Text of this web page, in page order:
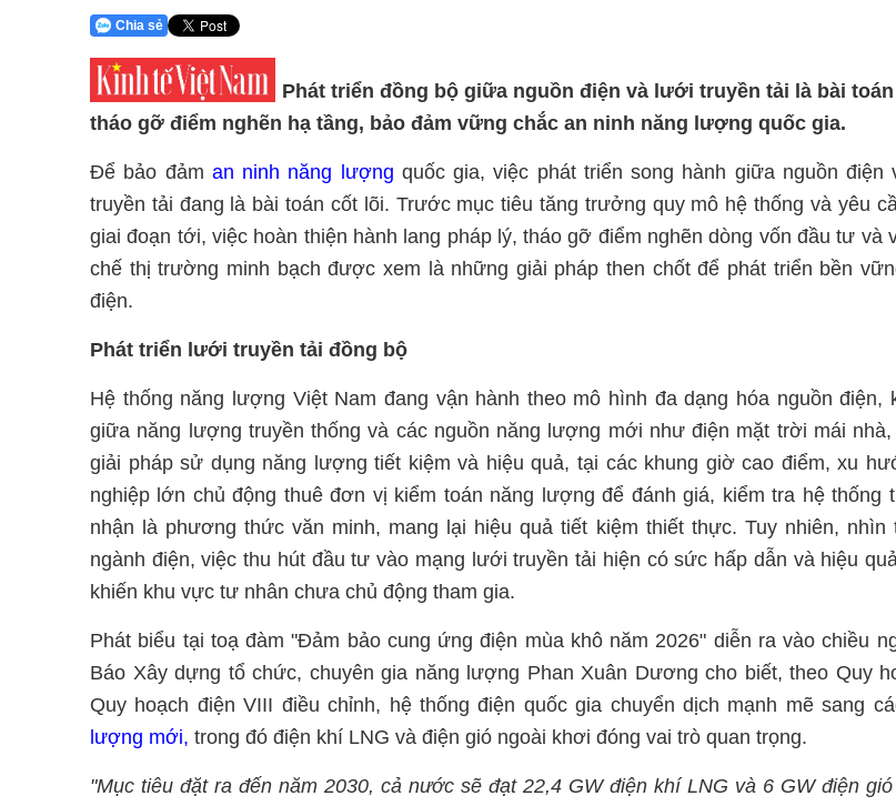
Chia sẻ
Phát triển đồng bộ giữa nguồn điện và lưới truyền tải là bài
tháo gỡ điểm nghẽn hạ tầng, bảo đảm vững chắc an ninh năng lượng quốc gia.
Để bảo đảm an ninh năng lượng quốc gia, việc phát triển song hành giữa nguồn điện
truyền tải đang là bài toán cốt lõi. Trước mục tiêu tăng trưởng quy mô hệ thống và yêu
giai đoạn tới, việc hoàn thiện hành lang pháp lý, tháo gỡ điểm nghẽn dòng vốn đầu tư và
chế thị trường minh bạch được xem là những giải pháp then chốt để phát triển bền
điện.
Phát triển lưới truyền tải đồng bộ
Hệ thống năng lượng Việt Nam đang vận hành theo mô hình đa dạng hóa nguồn điện,
giữa năng lượng truyền thống và các nguồn năng lượng mới như điện mặt trời mái
giải pháp sử dụng năng lượng tiết kiệm và hiệu quả, tại các khung giờ cao điểm, xu
nghiệp lớn chủ động thuê đơn vị kiểm toán năng lượng để đánh giá, kiểm tra hệ thống
nhận là phương thức văn minh, mang lại hiệu quả tiết kiệm thiết thực. Tuy nhiên, nhìn
ngành điện, việc thu hút đầu tư vào mạng lưới truyền tải hiện có sức hấp dẫn và hiệu
khiến khu vực tư nhân chưa chủ động tham gia.
Phát biểu tại toạ đàm "Đảm bảo cung ứng điện mùa khô năm 2026" diễn ra vào chiều
Báo Xây dựng tổ chức, chuyên gia năng lượng Phan Xuân Dương cho biết, theo Quy
Quy hoạch điện VIII điều chỉnh, hệ thống điện quốc gia chuyển dịch mạnh mẽ sang
lượng mới, trong đó điện khí LNG và điện gió ngoài khơi đóng vai trò quan trọng.
"Mục tiêu đặt ra đến năm 2030, cả nước sẽ đạt 22,4 GW điện khí LNG và 6 GW điện